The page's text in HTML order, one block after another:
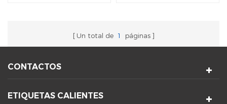
Un total de 1 páginas
CONTACTOS
ETIQUETAS CALIENTES